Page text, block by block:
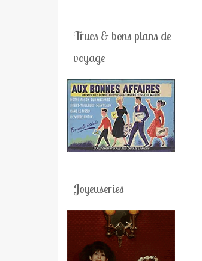
Trucs & bons plans de
voyage
Joyeuseries